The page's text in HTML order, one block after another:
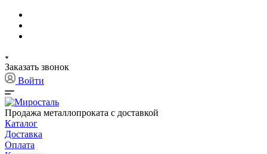
Заказать звонок
Войти
Продажа металлопроката с доставкой
Каталог
Доставка
Оплата